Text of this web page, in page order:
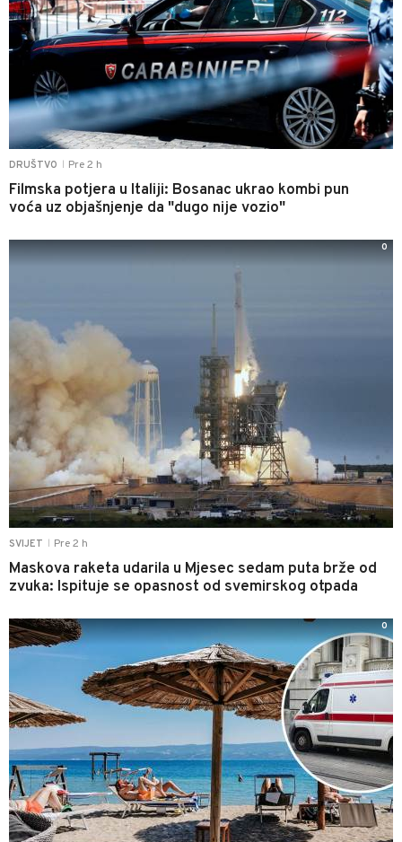
DRUŠTVO Pre 2 h
Filmska potjera u Italiji: Bosanac ukrao kombi pun
voća uz objašnjenje da "dugo nije vozio"
SVIJET Pre 2 h
Maskova raketa udarila u Mjesec sedam puta brže od
zvuka: Ispituje se opasnost od svemirskog otpada
0
0